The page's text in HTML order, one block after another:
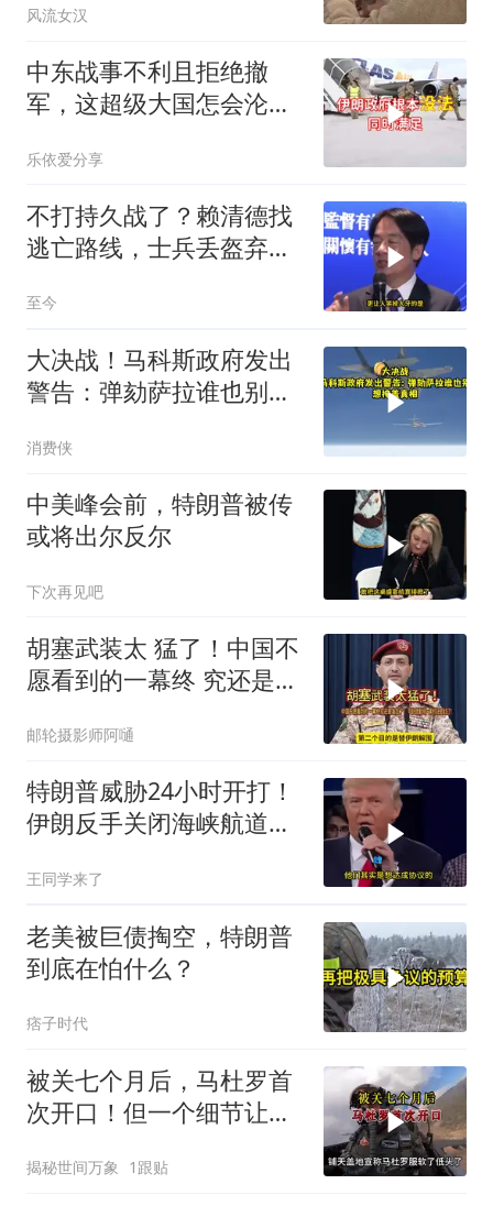
风流女汉
中东战事不利且拒绝撤
军，这超级大国怎会沦为
乐依爱分享
不打持久战了？赖清德找
逃亡路线，士兵丢盔弃
至今
大决战！马科斯政府发出
警告：弹劾萨拉谁也别想
消费侠
中美峰会前，特朗普被传
或将出尔反尔
下次再见吧
胡塞武装太 猛了！中国不
愿看到的一幕终 究还是发
邮轮摄影师阿嗵
特朗普威胁24小时开打！
伊朗反手关闭海峡航道，
王同学来了
老美被巨债掏空，特朗普
到底在怕什么？
痞子时代
被关七个月后，马杜罗首
次开口！但一个细节让特
揭秘世间万象 1跟贴